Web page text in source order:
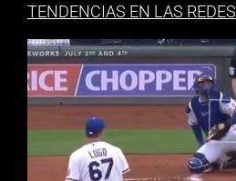
TENDENCIAS EN LAS REDES